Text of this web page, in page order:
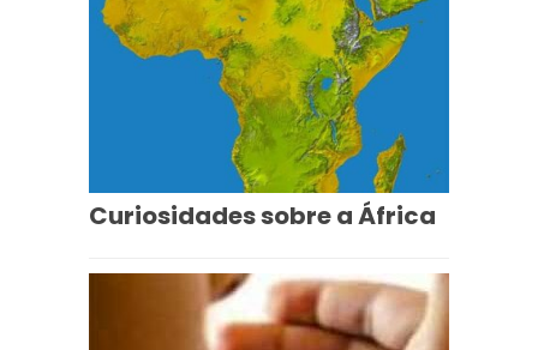
Curiosidades sobre a África